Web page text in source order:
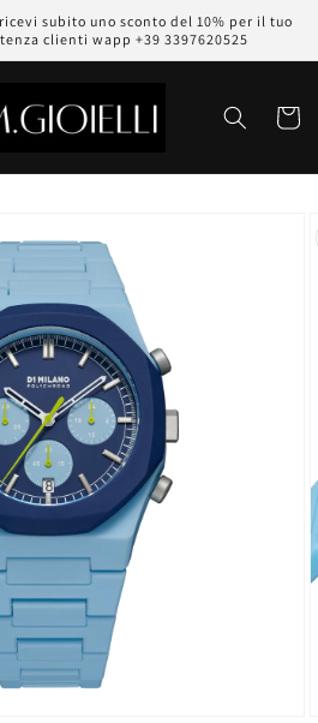
ricevi subito uno sconto del 10% per il tuo
clienti wapp +39 3397620525
Carrello